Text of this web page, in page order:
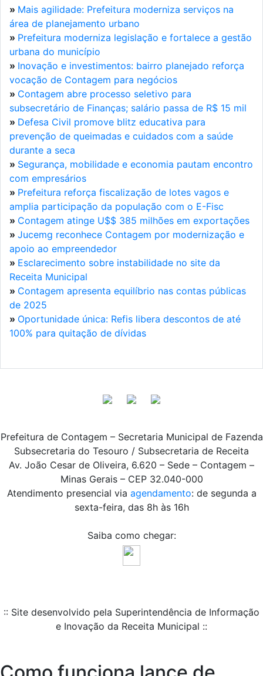
» Mais agilidade: Prefeitura moderniza serviços na
área de planejamento urbano
» Prefeitura moderniza legislação e fortalece a gestão
urbana do município
» Inovação e investimentos: bairro planejado reforça
vocação de Contagem para negócios
» Contagem abre processo seletivo para
subsecretário de Finanças; salário passa de R$ 15 mil
» Defesa Civil promove blitz educativa para
prevenção de queimadas e cuidados com a saúde
durante a seca
» Segurança, mobilidade e economia pautam encontro
com empresários
» Prefeitura reforça fiscalização de lotes vagos e
amplia participação da população com o E-Fisc
» Contagem atinge U$$ 385 milhões em exportações
» Jucemg reconhece Contagem por modernização e
apoio ao empreendedor
» Esclarecimento sobre instabilidade no site da
Receita Municipal
» Contagem apresenta equilíbrio nas contas públicas
de 2025
» Oportunidade única: Refis libera descontos de até
100% para quitação de dívidas
Prefeitura de Contagem – Secretaria Municipal de Fazenda
Subsecretaria do Tesouro / Subsecretaria de Receita
Av. João Cesar de Oliveira, 6.620 – Sede – Contagem –
Minas Gerais – CEP 32.040-000
Atendimento presencial via agendamento: de segunda a
sexta-feira, das 8h às 16h
Saiba como chegar:
:: Site desenvolvido pela Superintendência de Informação
e Inovação da Receita Municipal ::